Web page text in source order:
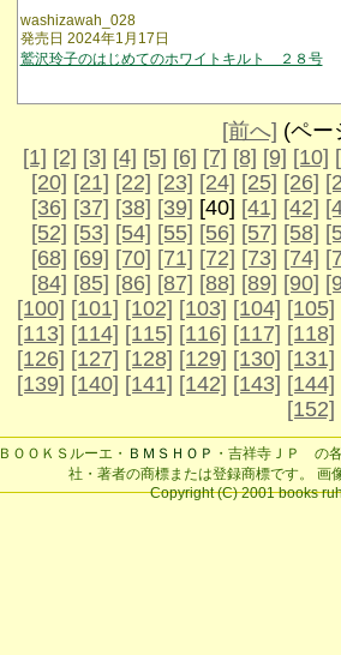
washizawah_028
発売日 2024年1月17日
鷲沢玲子のはじめてのホワイトキルト ２８号
[前へ] (ペ
[1] [2] [3] [4] [5] [6] [7] [8] [9] [10]
[20] [21] [22] [23] [24] [25] [26]
[36] [37] [38] [39] [40] [41] [42]
[52] [53] [54] [55] [56] [57] [58]
[68] [69] [70] [71] [72] [73] [74]
[84] [85] [86] [87] [88] [89] [90]
[100] [101] [102] [103] [104] [105]
[113] [114] [115] [116] [117] [118]
[126] [127] [128] [129] [130] [131]
[139] [140] [141] [142] [143] [144]
[152]
ＢＯＯＫＳルーエ・ ＢＭＳＨＯＰ ・吉祥寺ＪＰ の
社・著者の商標または登録商標です。 画
Copyright (C) 2001 books